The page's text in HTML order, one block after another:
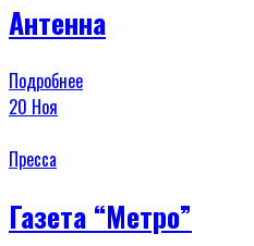
Антенна
Подробнее
20 Ноя
Пресса
Газета “Метро”